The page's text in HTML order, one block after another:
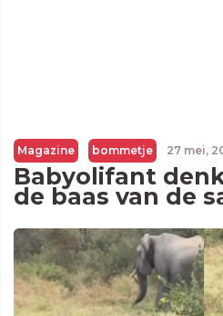
Magazine bommetje 27 mei,
Babyolifant
de baas van de